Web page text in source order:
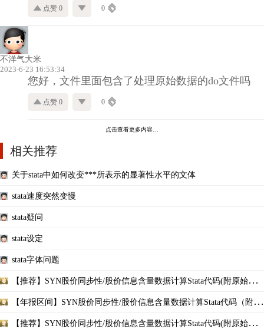
点赞 0 0
不洋气大米
2023-6-23 16:53:34
您好，文件里面包含了处理原始数据的do文件吗
点赞 0 0
点击查看更多内容…
相关推荐
关于stata中如何改变***所表示的显著性水平的文体
stata速度突然变慢
stata疑问
stata设定
stata字体问题
【推荐】SYN股价同步性/股价信息含量数据计算Stata代码(附原始数
【年报区间】SYN股价同步性/股价信息含量数据计算Stata代码（附数
【推荐】SYN股价同步性/股价信息含量数据计算Stata代码(附原始数